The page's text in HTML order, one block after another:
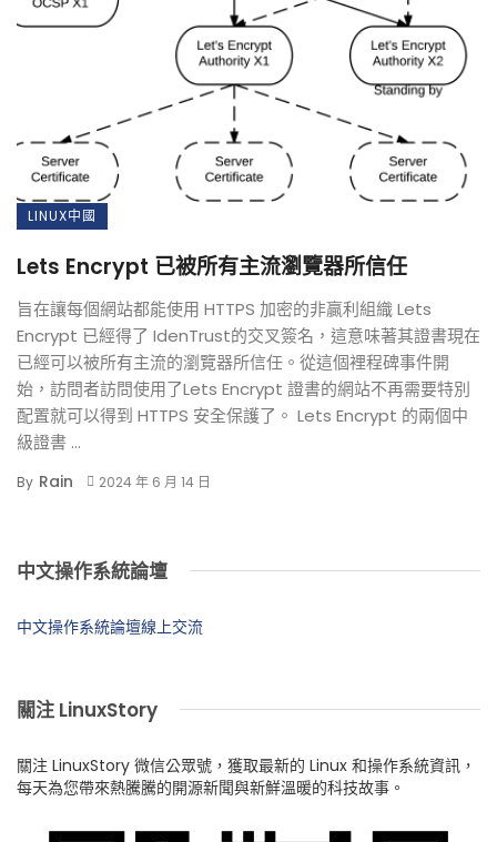
LINUX中國
Lets Encrypt 已被所有主流瀏覽器所信任
旨在讓每個網站都能使用 HTTPS 加密的非贏利組織 Lets
Encrypt 已經得了 IdenTrust的交叉簽名，這意味著其證書現在
已經可以被所有主流的瀏覽器所信任。從這個裡程碑事件開
始，訪問者訪問使用了Lets Encrypt 證書的網站不再需要特別
配置就可以得到 HTTPS 安全保護了。 Lets Encrypt 的兩個中
級證書 ...
By Rain 2024 年 6 月 14 日
中文操作系統論壇
中文操作系統論壇線上交流
關注 LinuxStory
關注 LinuxStory 微信公眾號，獲取最新的 Linux 和操作系統資訊，
每天為您帶來熱騰騰的開源新聞與新鮮溫暖的科技故事。